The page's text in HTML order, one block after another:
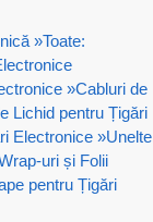
»Toate:
»Cabluri de
Lichid pentru Țigări
Electronice »Unelte
uri și Folii
pentru Țigări